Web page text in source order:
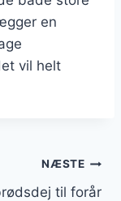
en
vil helt
NÆSTE
til forår